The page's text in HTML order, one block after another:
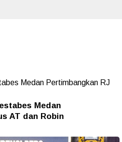
Medan
AT dan Robin